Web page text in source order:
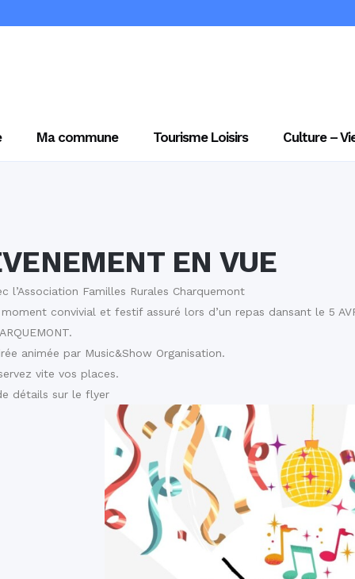
Ma commune Tourisme Loisirs Culture –
EN VUE
l’Association Familles Rurales Charquemont
moment convivial et festif assuré lors d’un repas dansant le 5
animée par Music&Show Organisation.
vite vos places.
détails sur le flyer